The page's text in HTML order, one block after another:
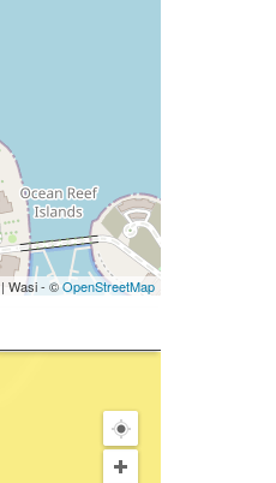
| Wasi - ©OpenStreetMap